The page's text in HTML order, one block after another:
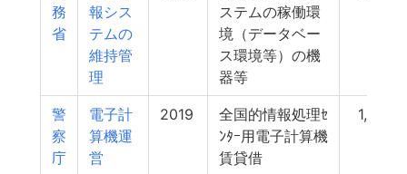
務
省
報シス
テムの
維持管
理
ステムの稼働環
境（データベー
ス環境等）の機
器等
警
察
庁
電子計
算機運
営
2019
全国的情報処理ｾ
ﾝﾀｰ用電子計算機
賃貸借
1,665